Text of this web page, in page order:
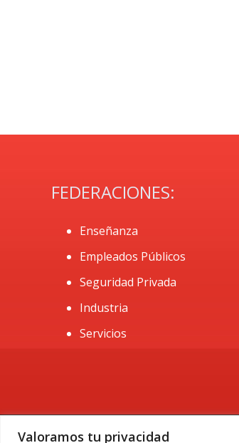
Valoramos tu privacidad
FEDERACIONES:
Enseñanza
Empleados Públicos
Seguridad Privada
Industria
Servicios